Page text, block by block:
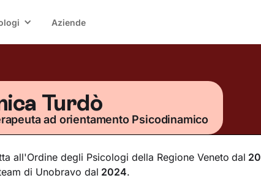
Aziende
Turdò
ad orientamento Psicodinamico
all'Ordine degli Psicologi della Regione Veneto dal
di Unobravo dal 2024.